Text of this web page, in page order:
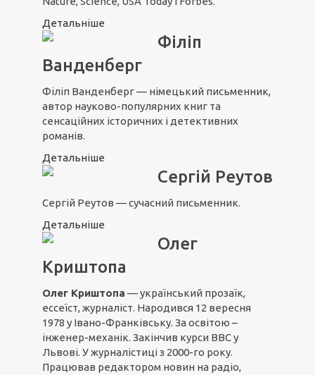
Детальніше
Філіп
Ванденберг
Філіп Ванденберг — німецький письменник,
автор науково-популярних книг та
сенсаційних історичних і детективних
романів.
Детальніше
Сергій Реутов
Сергій Реутов — сучасний письменник.
Детальніше
Олег
Криштопа
Олег Криштопа — український прозаїк,
ессеїст, журналіст. Народився 12 вересня
1978 у Івано-Франківську. За освітою –
інженер-механік. Закінчив курси ВВС у
Львові. У журналістиці з 2000-го року.
Працював редактором новин на радіо,